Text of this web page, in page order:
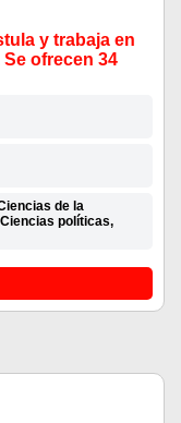
y trabaja en
Se ofrecen 34
de la
políticas,